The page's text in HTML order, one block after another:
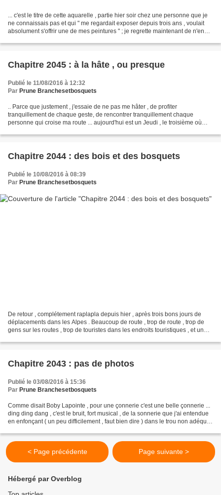
... c'est le titre de cette aquarelle , partie hier soir chez une personne que je
ne connaissais pas et qui " me regardait exposer depuis trois ans , voulait
absolument s'offrir une de mes peintures " ; je regrette maintenant de n'en
Chapitre 2045 : à la hâte , ou presque
Publié le 11/08/2016 à 12:32
Par Prune Branchesetbosquets
.. Parce que justement , j'essaie de ne pas me hâter , de profiter
tranquillement de chaque geste, de rencontrer tranquillement chaque
personne qui croise ma route ... aujourd'hui est un Jeudi , le troisième où
Chapitre 2044 : des bois et des bosquets
Publié le 10/08/2016 à 08:39
Par Prune Branchesetbosquets
De retour , complétement raplapla depuis hier , après trois bons jours de
déplacements dans les Alpes . Beaucoup de route , trop de route , trop de
gens sur les routes , trop de touristes dans les endroits touristiques , et un
Chapitre 2043 : pas de photos
Publié le 03/08/2016 à 15:36
Par Prune Branchesetbosquets
Comme disait Boby Lapointe , pour une çonnerie c'est une belle çonnerie ...
ding ding dang , c'est le bruit, fort musical , de la sonnerie que j'ai entendue
en enfonçant ( un peu difficilement , faut bien dire ) dans le trou non adéquat
< Page précédente Page suivante >
Hébergé par Overblog